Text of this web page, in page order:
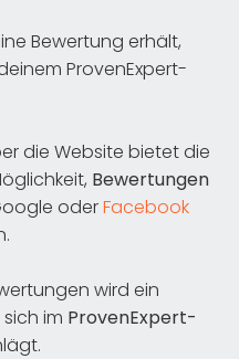
Bewertung erhält,
ProvenExpert-
die Website bietet die
Bewertungen
oderFacebook
wird ein
im ProvenExpert-